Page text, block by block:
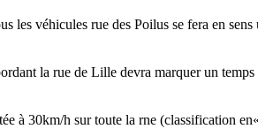
les véhicules rue des Poilus se fera en
la rue de Lille devra marquer un
à 30km/h sur toute la rne (classification